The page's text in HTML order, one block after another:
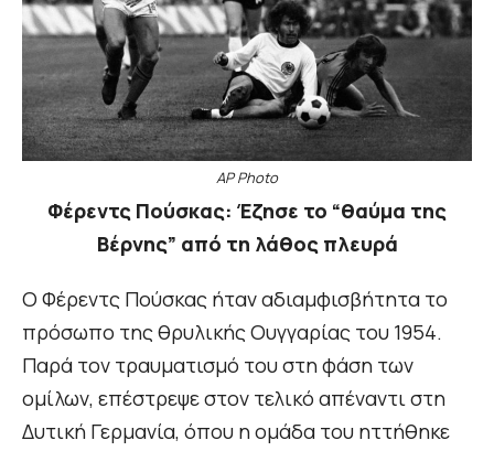
AP Photo
Φέρεντς Πούσκας: Έζησε το “θαύμα της
Βέρνης” από τη λάθος πλευρά
Ο Φέρεντς Πούσκας ήταν αδιαμφισβήτητα το
πρόσωπο της θρυλικής Ουγγαρίας του 1954.
Παρά τον τραυματισμό του στη φάση των
ομίλων, επέστρεψε στον τελικό απέναντι στη
Δυτική Γερμανία, όπου η ομάδα του ηττήθηκε